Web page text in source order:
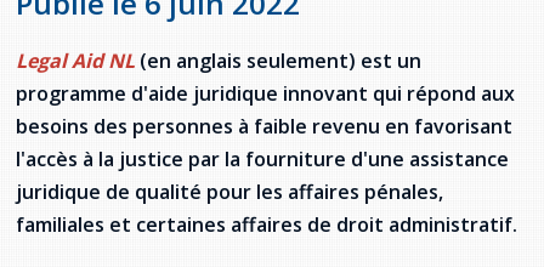
Jeux de la francophonie canadienne
Forum jeunesse pancanadien
Festival jeunesse de l'Acadie
Assemblée générale annuelle
Gestes et paroles ambigus
Admission au barreau
Formulaires de procédure pénale
La Charte canadienne des droits et libertés
Lois fréquemment consultées
Offres d'emploi (Secteur Justice)
Législation spéciale Covid-19
L'Aide juridique à Terre-Neuve-et-
Labrador
Règlement Quiz RVF 2021
Continuons en français
Activités
Guide du système de santé à TNL
Annuaire de santé
Offres Actives
Santé mentale et dépendances
Services en français
Ma langue, c'est ma fierté !
Carte des services en français
2SLGBTQIA+
Legal Aid NL (en anglais seulement) est un
programme d'aide juridique innovant qui répond aux
besoins des personnes à faible revenu en favorisant
l'accès à la justice par la fourniture d'une assistance
juridique de qualité pour les affaires pénales,
familiales et certaines affaires de droit administratif.